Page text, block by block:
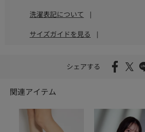
洗濯表記について |
サイズガイドを見る |
シェアする
関連アイテム